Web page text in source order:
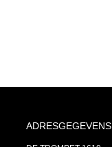
ADRESGEGEVENS